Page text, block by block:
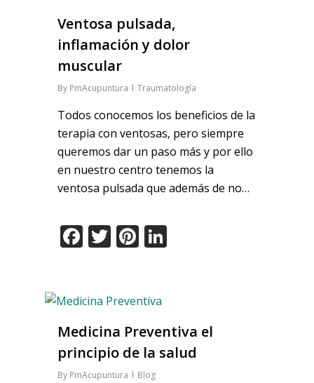
Ventosa pulsada,
inflamación y dolor
muscular
By PmAcupuntura Traumatología
Todos conocemos los beneficios de la
terapia con ventosas, pero siempre
queremos dar un paso más y por ello
en nuestro centro tenemos la
ventosa pulsada que además de no…
Facebook
TwitterPinterest
Medicina Preventiva el
principio de la salud
By PmAcupuntura Blog